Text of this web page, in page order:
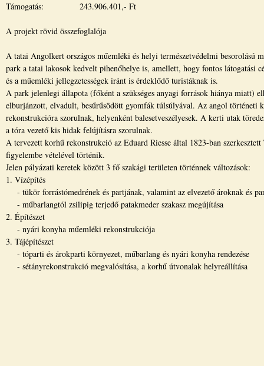
Támogatás: 243.906.401,- Ft
A projekt rövid összefoglalója
A tatai Angolkert országos műemléki és helyi természetvédelmi besorolású
park a tatai lakosok kedvelt pihenőhelye is, amellett, hogy fontos látogatási
és a műemléki jellegzetességek iránt is érdeklődő turistáknak is.
A park jelenlegi állapota (főként a szükséges anyagi források hiánya miatt)
elburjánzott, elvadult, besűrűsödött gyomfák túlsúlyával. Az angol történeti
rekonstrukcióra szorulnak, helyenként balesetveszélyesek. A kerti utak
a tóra vezető kis hidak felújításra szorulnak.
A tervezett korhű rekonstrukció az Eduard Riesse által 1823-ban
figyelembe vételével történik.
Jelen pályázati keretek között 3 fő szakági területen történnek változások:
1. Vízépítés
- tükör forrástómedrének és partjának, valamint az elvezető ároknak és
- műbarlangtól zsilipig terjedő patakmeder szakasz megújítása
2. Építészet
- nyári konyha műemléki rekonstrukciója
3. Tájépítészet
- tóparti és árokparti környezet, műbarlang és nyári konyha rendezése
- sétányrekonstrukció megvalósítása, a korhű útvonalak helyreállítása